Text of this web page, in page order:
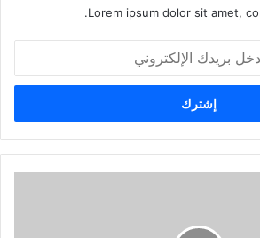
Lorem ipsum dolor sit amet,